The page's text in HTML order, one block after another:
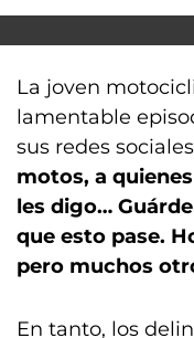
La joven
lamentable
sus redes
motos, a
les digo…
que esto pase.
pero muchos
En tanto, los